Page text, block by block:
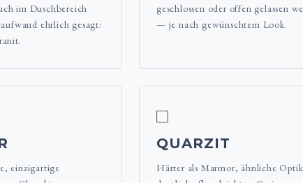
im Duschbereich
ehrlich gesagt:
geschlossen oder offen gelassen
— je nach gewünschtem Look.
einzigartige
□
QUARZIT
Härter als Marmor, ähnliche